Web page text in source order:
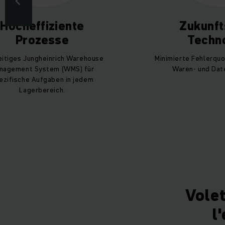
Hocheffiziente
Prozesse
Jungheinrich Warehouse
System (WMS) für
Aufgaben in jedem
Lagerbereich.
Minimierte
Waren- und